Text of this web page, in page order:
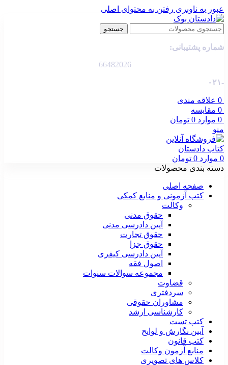
عبور به ناوبری رفتن به محتوای اصلی
جستجو
شماره پشتیبانی:
66482026
-۰۲۱
0 علاقه مندی
0 مقایسه
0 موارد 0 تومان
منو
0 موارد 0 تومان
دسته بندی محصولات
صفحه اصلی
کتب آزمونی و منابع کمکی
وکالت
حقوق مدنی
آیین دادرسی مدنی
حقوق تجارت
حقوق جزا
آیین دادرسی کیفری
اصول فقه
مجموعه سوالات سنوات
قضاوت
سردفتری
مشاوران حقوقی
کارشناسی ارشد
کتب تست
آیین نگارش و لوایح
کتب قانون
منابع آزمون وکالت
کلاس های تصویری